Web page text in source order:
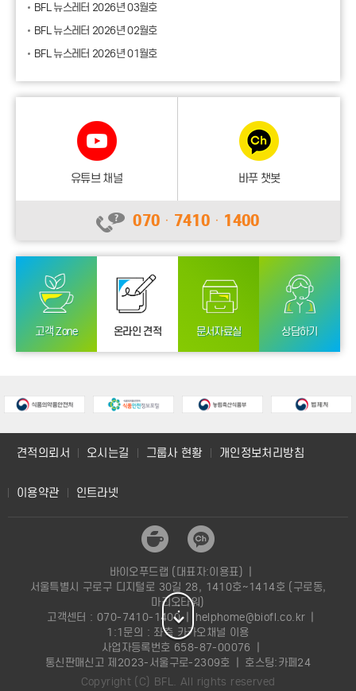
이용해 주시는 고객사 여러분께
그동안 공식 홈페이지 게시판을 통해
시시각각 변하는 법령소식을 보다
편리하게 받아보실 수 있도록
뉴스레터 정기 구독 서비스「BFL
뉴스레터」를 오픈하였습니다.
복잡하고 흩어져 있는 업계 정보를
일일이 찾아다닐 필요 없이 매월 1회,
여러분의 이메일함으로 직접 배달해
드립니다.
전하는 핵심 콘텐츠
및 바이오푸드랩이 보유한 장비와
분석 정보 제공
최신 식약처 고시 및 법령 개정 사항
놓치면 안되는 규제 변화와 법령 개정
사항 실시간 요약
국내외 업계 동향: 식품 산업의 흐름을
읽을 수 있는 트렌드 분석
■ 뉴스레터 전용 포털 안내(
newsletter.biofl.co.kr)
새롭게 오픈한 포털을 통해 구독과
관련된 모든 서비스를 원스톱으로
관리하실 수 있습니다.
BFL 뉴스레터 2026년 03월호
BFL 뉴스레터 2026년 02월호
BFL 뉴스레터 2026년 01월호
유튜브 채널 바푸 챗봇
070ㆍ7410ㆍ1400
고객 Zone 온라인 견적 문서자료실 상담하기
견적의뢰서 오시는길 그룹사 현황 개인정보처리방침
이용약관 인트라넷
바이오푸드랩 (대표자:이용표)
서울특별시 구로구 디지털로 30길 28, 1410호~1414호 (구로동,
마리오타워)
고객센터 : 070-7410-1400
helphome@biofl.co.kr
1:1문의 : 좌측 카카오채널 이용
사업자등록번호 658-87-00076
통신판매신고 제2023-서울구로-2309호
호스팅:카페24
Copyright (C) BFL. All rights reserved